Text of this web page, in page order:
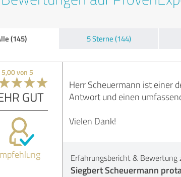
(145) 5 Sterne (144)
5,00 von 5
GUT
Herr Scheuermann ist einer
Antwort und einen
Vielen Dank!
Erfahrungsbericht & Bewertung
Siegbert Scheuermann